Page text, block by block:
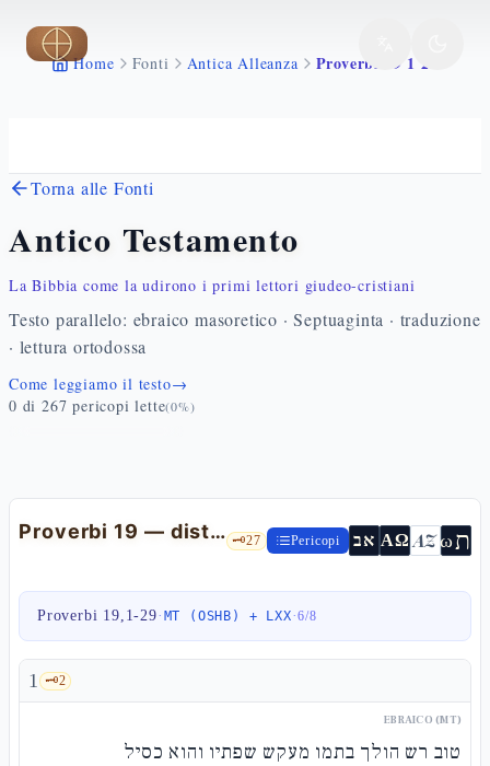
Vai al contenuto principale
Home Fonti Antica Alleanza Proverbi 19 1 29
Torna alle Fonti
Antico Testamento
La Bibbia come la udirono i primi lettori giudeo-cristiani
Testo parallelo: ebraico masoretico · Septuaginta · traduzione
· lettura ortodossa
Come leggiamo il testo→
0 di 267 pericopi lette(0%)
Proverbi 19 — distici sapienziali, la yirʾàt YHWH e "prestare a Dio" 🗝️27 Pericopi אב ΑΩ AZωת
Proverbi 19,1-29· MT (OSHB) + LXX·6/8
1 🗝️2
EBRAICO (MT)
טוב רש הולך בתמו מעקש שפתיו והוא כסיל